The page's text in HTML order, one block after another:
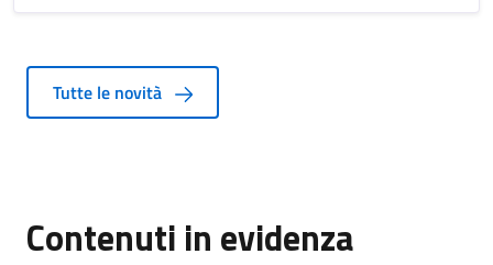
Tutte le novità
Contenuti in evidenza